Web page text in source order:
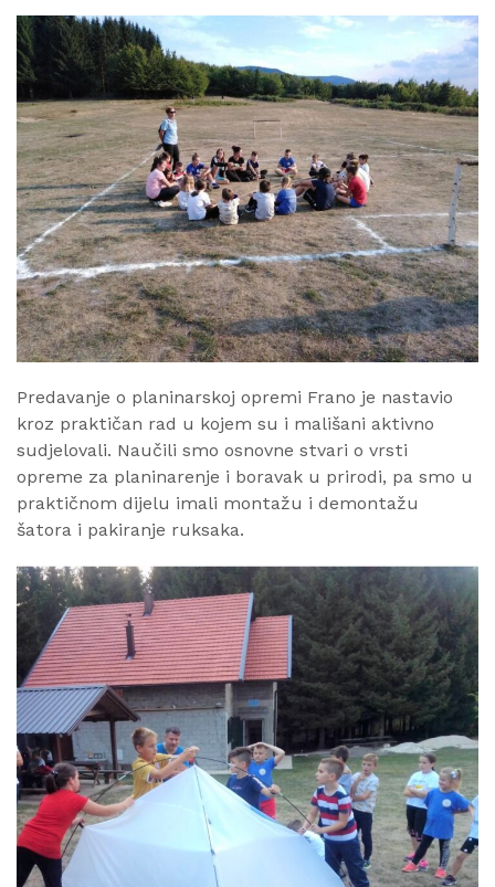
Predavanje o planinarskoj opremi Frano je nastavio
kroz praktičan rad u kojem su i mališani aktivno
sudjelovali. Naučili smo osnovne stvari o vrsti
opreme za planinarenje i boravak u prirodi, pa smo u
praktičnom dijelu imali montažu i demontažu
šatora i pakiranje ruksaka.